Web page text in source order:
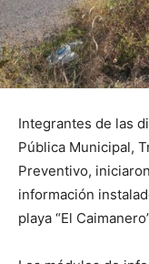
Integrantes de las
Pública Municipal,
Preventivo,
información
playa “El